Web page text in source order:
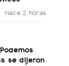
Hace 2 horas
se dijeron